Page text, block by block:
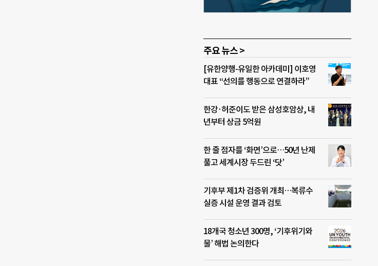
주요 뉴스 >
[유한양행-유일한 아카데미] 이호영
대표 “선의를 행동으로 연결하라”
한강·허준이도 받은 삼성호암상, 내
년부터 상금 5억원
한 줄 점자를 ‘화면’으로…50년 난제
풀고 세계시장 두드린 ‘닷’
기후부 제1차 검증위 개최…복류수
실증 시설 운영 결과 검토
18개국 청소년 300명, ‘기후위기와
물’ 해법 논의한다